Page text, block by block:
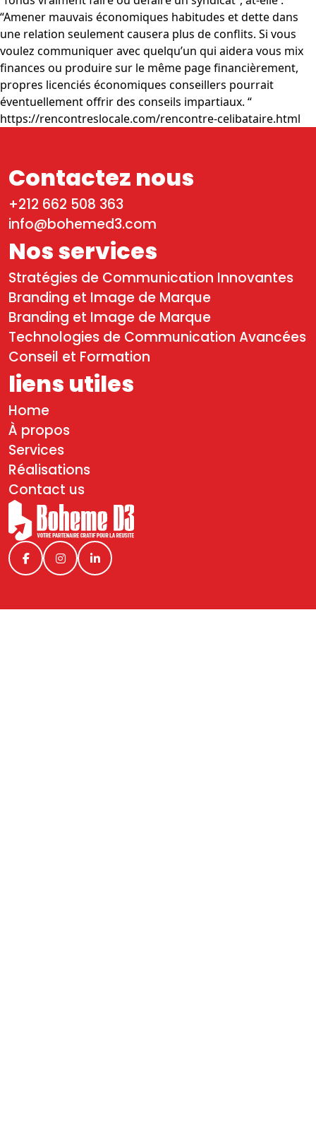
“Amener mauvais économiques habitudes et dette dans
une relation seulement causera plus de conflits. Si vous
voulez communiquer avec quelqu’un qui aidera vous mix
finances ou produire sur le même page financièrement,
propres licenciés économiques conseillers pourrait
éventuellement offrir des conseils impartiaux. “
https://rencontreslocale.com/rencontre-celibataire.html
liens utiles
Home
À propos
Services
Réalisations
Contact us
Nos services
Stratégies de Communication Innovantes
Branding et Image de Marque
Branding et Image de Marque
Technologies de Communication Avancées
Conseil et Formation
Contactez nous
+212 662 508 363
info@bohemed3.com